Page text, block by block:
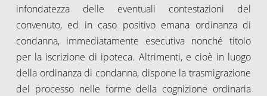
infondatezza delle eventuali contestazioni del
convenuto, ed in caso positivo emana ordinanza di
condanna, immediatamente esecutiva nonché titolo
per la iscrizione di ipoteca. Altrimenti, e cioè in luogo
della ordinanza di condanna, dispone la trasmigrazione
del processo nelle forme della cognizione ordinaria